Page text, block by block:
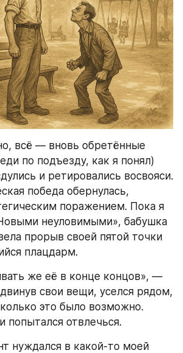
всё — вновь обретённые
по подъезду, как я понял)
и ретировались восвояси.
победа обернулась,
поражением. Пока я
неуловимыми», бабушка
прорыв своей пятой точки
плацдарм.
же её в конце концов», —
свои вещи, уселся рядом,
это было возможно.
попытался отвлечься.
нуждался в какой-то моей